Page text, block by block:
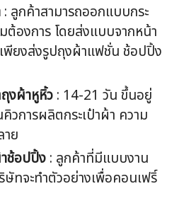
: ลูกค้าสามารถออกแบบกระ
ต้องการ โดยส่งแบบจากหน้า
พียงส่งรูปถุงผ้าแฟชั่น ช้อปปิ้ง
ถุงผ้าหูหิ้ว : 14-21 วัน ขึ้นอยู่
วการผลิตกระเป๋าผ้า ความ
าย
ช้อปปิ้ง : ลูกค้าที่มีแบบงาน
ทจะทำตัวอย่างเพื่อคอนเฟริ์